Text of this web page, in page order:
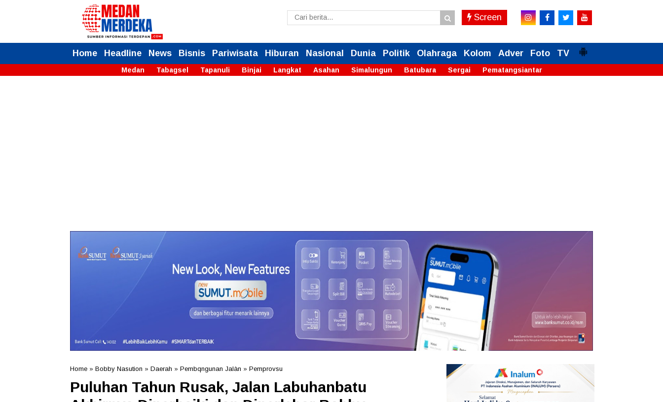
Screen
Home Headline News Bisnis Pariwisata Hiburan Nasional Dunia Politik Olahraga Kolom Adver Foto TV
Medan Tabagsel Tapanuli Binjai Langkat Asahan Simalungun Batubara Sergai Pematangsiantar
Home » Bobby Nasution » Daerah » Pembqngunan Jalàn » Pemprovsu
Puluhan Tahun Rusak, Jalan Labuhanbatu